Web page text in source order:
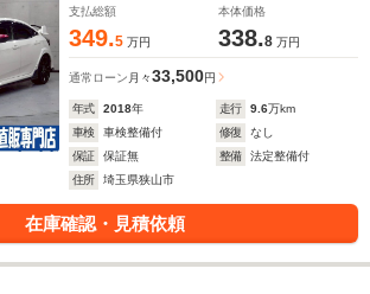
支払総額
349.5 万円
本体価格
338.8 万円
通常ローン 月々33,500円
年式 2018年 走行 9.6万km
車検
車検整備付 修復
なし
保証
保証無 整備
法定整備付
住所
埼玉県狭山市
在庫確認・見積依頼